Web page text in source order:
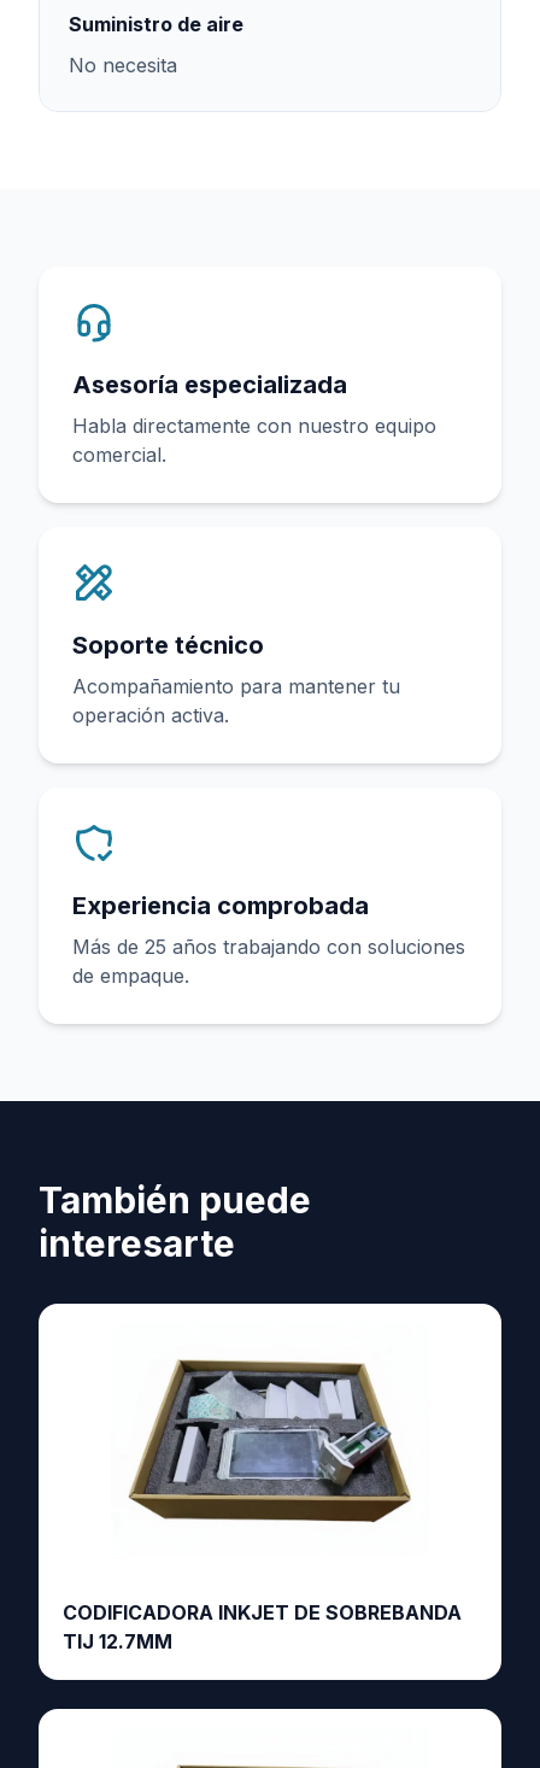
Suministro de aire
No necesita
Asesoría especializada
Habla directamente con nuestro equipo
comercial.
Soporte técnico
Acompañamiento para mantener tu
operación activa.
Experiencia comprobada
Más de 25 años trabajando con soluciones
de empaque.
También puede
interesarte
CODIFICADORA INKJET DE SOBREBANDA
TIJ 12.7MM